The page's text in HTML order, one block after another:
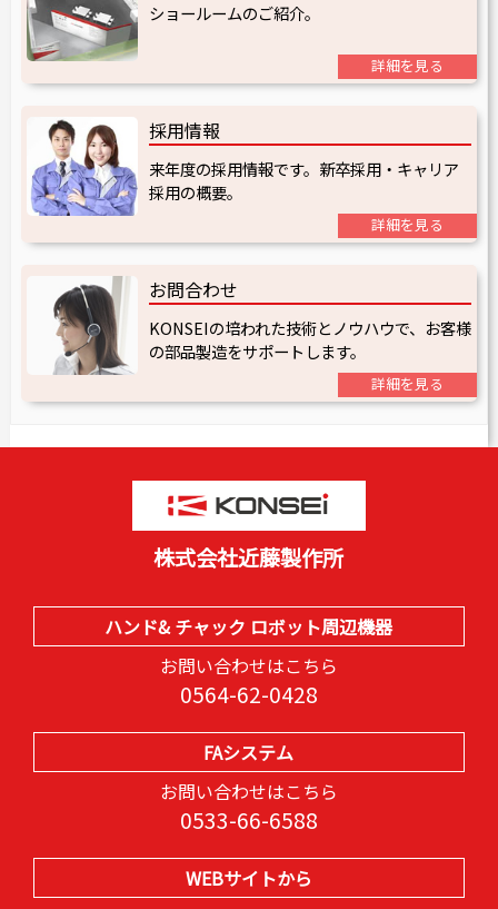
ショールームのご紹介。
詳細を見る
採用情報
来年度の採用情報です。新卒採用・キャリア
採用の概要。
詳細を見る
お問合わせ
KONSEIの培われた技術とノウハウで、お客様
の部品製造をサポートします。
詳細を見る
株式会社近藤製作所
ハンド& チャック ロボット周辺機器
お問い合わせはこちら
0564-62-0428
FAシステム
お問い合わせはこちら
0533-66-6588
WEBサイトから